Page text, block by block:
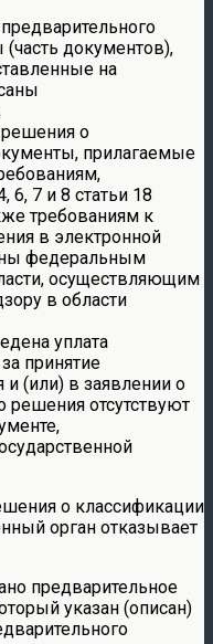
документов),
на
решения о
прилагаемые
6, 7 и 8 статьи 18
требованиям к
в электронной
федеральным
осуществляющим
в области
уплата
принятие
(или) в заявлении о
решения отсутствуют
о классификации
орган отказывает
предварительное
указан (описан)